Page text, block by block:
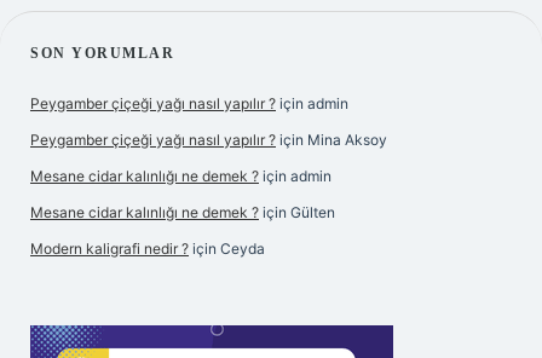
SIDEBAR
SON YORUMLAR
Peygamber çiçeği yağı nasıl yapılır ? için admin
Peygamber çiçeği yağı nasıl yapılır ? için Mina Aksoy
Mesane cidar kalınlığı ne demek ? için admin
Mesane cidar kalınlığı ne demek ? için Gülten
Modern kaligrafi nedir ? için Ceyda